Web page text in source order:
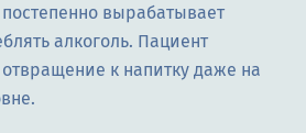
вырабатывает
алкоголь. Пациент
к напитку даже на